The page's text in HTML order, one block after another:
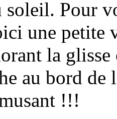
soleil. Pour
une petite
la
au bord de
!!!